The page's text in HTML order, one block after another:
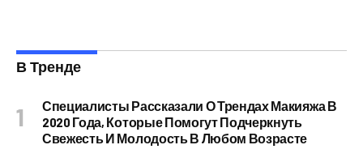
В Тренде
Специалисты Рассказали О Трендах Макияжа В
2020 Года, Которые Помогут Подчеркнуть
Свежесть И Молодость В Любом Возрасте